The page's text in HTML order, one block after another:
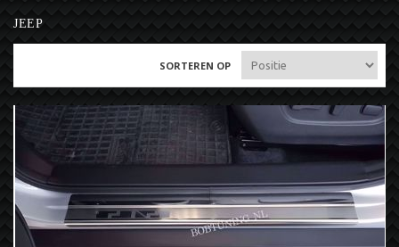
JEEP
SORTEREN OP